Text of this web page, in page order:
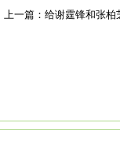
上一篇： 给谢霆锋和张柏